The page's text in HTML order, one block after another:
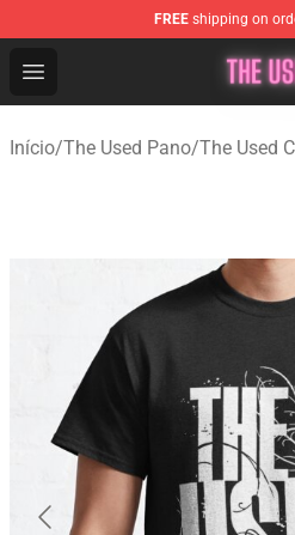
FREE shipping on
Open menu
The Used Store - Official
Início/The Used Pano/The Used